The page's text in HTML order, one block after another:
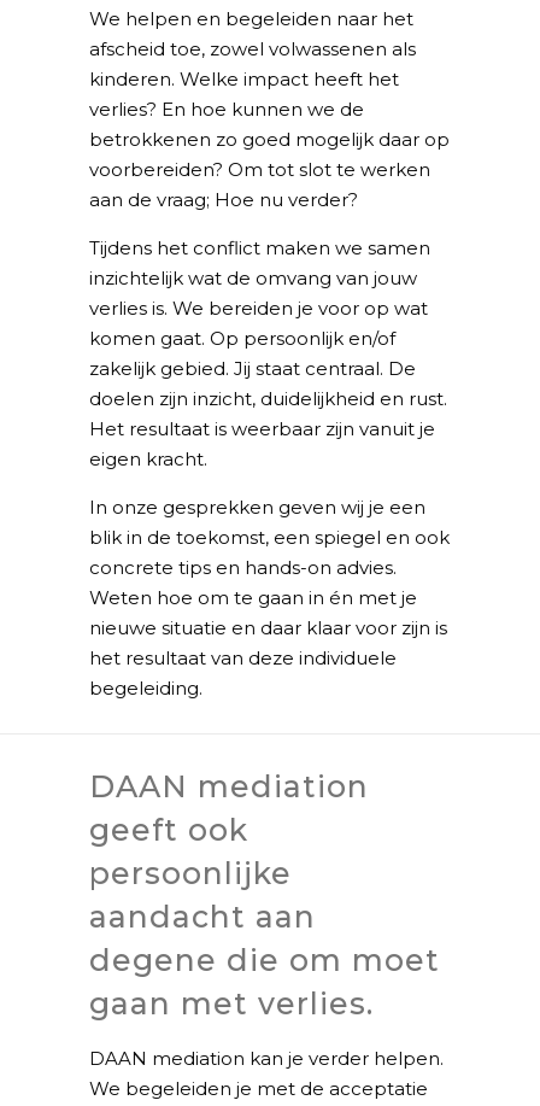
We helpen en begeleiden naar het
afscheid toe, zowel volwassenen als
kinderen. Welke impact heeft het
verlies? En hoe kunnen we de
betrokkenen zo goed mogelijk daar op
voorbereiden? Om tot slot te werken
aan de vraag; Hoe nu verder?
Tijdens het conflict maken we samen
inzichtelijk wat de omvang van jouw
verlies is. We bereiden je voor op wat
komen gaat. Op persoonlijk en/of
zakelijk gebied. Jij staat centraal. De
doelen zijn inzicht, duidelijkheid en rust.
Het resultaat is weerbaar zijn vanuit je
eigen kracht.
In onze gesprekken geven wij je een
blik in de toekomst, een spiegel en ook
concrete tips en hands-on advies.
Weten hoe om te gaan in én met je
nieuwe situatie en daar klaar voor zijn is
het resultaat van deze individuele
begeleiding.
DAAN mediation
geeft ook
persoonlijke
aandacht aan
degene die om moet
gaan met verlies.
DAAN mediation kan je verder helpen.
We begeleiden je met de acceptatie